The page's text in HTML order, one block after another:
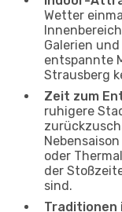
Wetter
Galerien
entspannte
Strausberg
Zeit zum
ruhigere
oder
der
sind.
Traditionen